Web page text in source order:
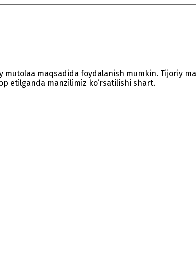
maqsadida foydalanish mumkin. Tijoriy
etilganda manzilimiz koʻrsatilishi shart.